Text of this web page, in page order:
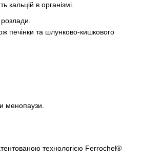
кальцій в організмі.
печінки та шлунково-кишкового
менопаузи.
технологією Ferrochel®